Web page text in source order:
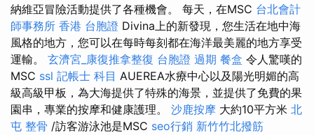
納維亞冒險活動提供了各種機會。 每天，在MSC 台北會計
師事務所 香港 台胞證 Divina上的新發現，您生活在地中海
風格的地方，您可以在每時每刻都在海洋最美麗的地方享受
運輸。 玄濟宮_康復推拿整復 台胞證 過期 餐盒 令人驚嘆的
MSC ssl 記帳士 科目 AUEREA水療中心以及陽光明媚的高
級高級甲板，為大海提供了特殊的海景，並提供了免費的果
園串，專業的按摩和健康護理。 沙鹿按摩 大約10平方米 北
屯 整骨 /訪客游泳池是MSC seo行銷 新竹竹北撥筋